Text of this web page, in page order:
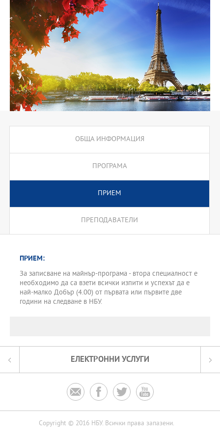
ОБЩА ИНФОРМАЦИЯ
ПРОГРАМА
ПРИЕМ
ПРЕПОДАВАТЕЛИ
ПРИЕМ:
За записване на майнър-програма - втора специалност е
необходимо да са взети всички изпити и успехът да е
най-малко Добър (4.00) от първата или първите две
години на следване в НБУ.
ЕЛЕКТРОННИ УСЛУГИ
   
Copyright © 2016 НБУ. Всички права запазени.